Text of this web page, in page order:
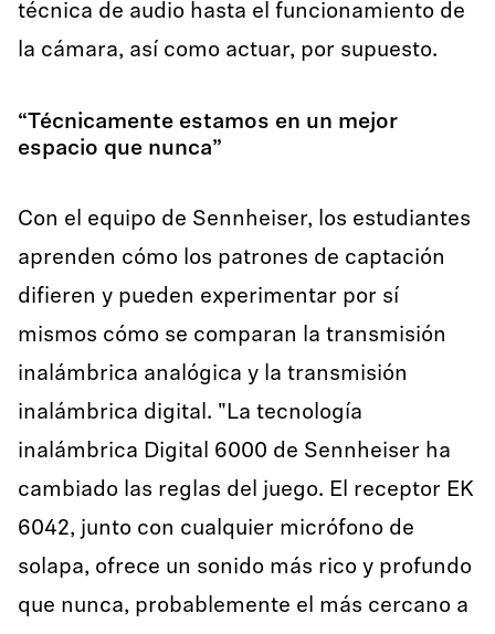
técnica de audio hasta el funcionamiento de
la cámara, así como actuar, por supuesto.
“Técnicamente estamos en un mejor
espacio que nunca”
Con el equipo de Sennheiser, los estudiantes
aprenden cómo los patrones de captación
difieren y pueden experimentar por sí
mismos cómo se comparan la transmisión
inalámbrica analógica y la transmisión
inalámbrica digital. "La tecnología
inalámbrica Digital 6000 de Sennheiser ha
cambiado las reglas del juego. El receptor EK
6042, junto con cualquier micrófono de
solapa, ofrece un sonido más rico y profundo
que nunca, probablemente el más cercano a